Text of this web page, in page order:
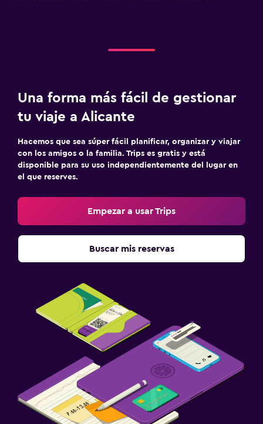
Una forma más fácil de gestionar
tu viaje a Alicante
Hacemos que sea súper fácil planificar, organizar y viajar
con los amigos o la familia. Trips es gratis y está
disponible para su uso independientemente del lugar en
el que reserves.
Empezar a usar Trips
Buscar mis reservas